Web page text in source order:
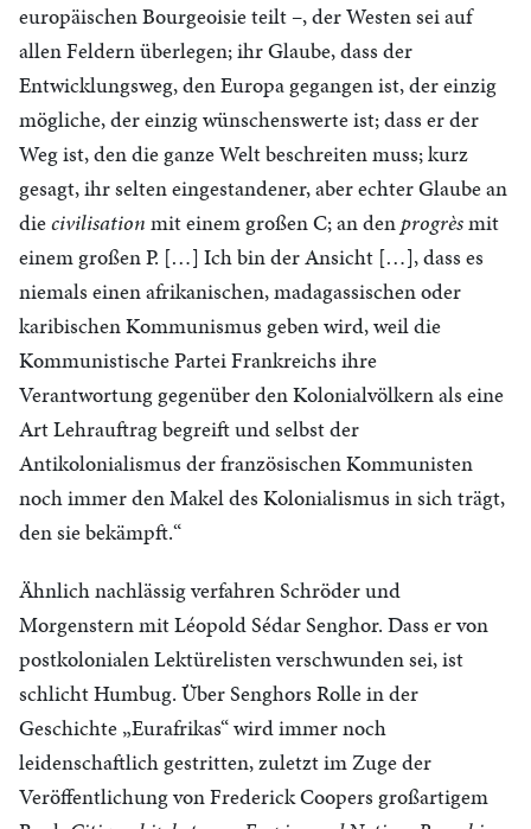
europäischen Bourgeoisie teilt –, der Westen sei auf
allen Feldern überlegen; ihr Glaube, dass der
Entwicklungsweg, den Europa gegangen ist, der einzig
mögliche, der einzig wünschenswerte ist; dass er der
Weg ist, den die ganze Welt beschreiten muss; kurz
gesagt, ihr selten eingestandener, aber echter Glaube an
diecivilisation mit einem großen C; an denprogrèsmit
einem großen P. […] Ich bin der Ansicht […], dass es
niemals einen afrikanischen, madagassischen oder
karibischen Kommunismus geben wird, weil die
Kommunistische Partei Frankreichs ihre
Verantwortung gegenüber den Kolonialvölkern als eine
Art Lehrauftrag begreift und selbst der
Antikolonialismus der französischen Kommunisten
noch immer den Makel des Kolonialismus in sich trägt,
den sie bekämpft.“
Ähnlich nachlässig verfahren Schröder und
Morgenstern mit Léopold Sédar Senghor. Dass er von
postkolonialen Lektürelisten verschwunden sei, ist
schlicht Humbug. Über Senghors Rolle in der
Geschichte „Eurafrikas“ wird immer noch
leidenschaftlich gestritten, zuletzt im Zuge der
Veröffentlichung von Frederick Coopers großartigem